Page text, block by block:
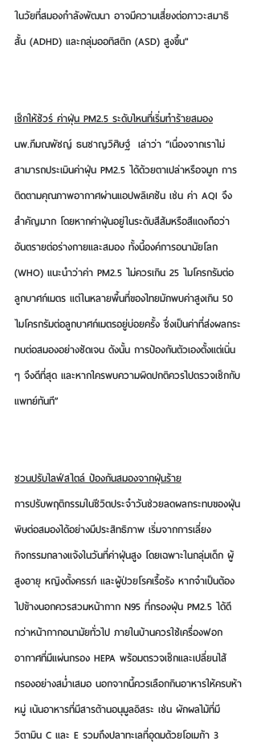
ในวัยที่สมองกำลังพัฒนา อาจมีความเสี่ยงต่อภาวะสมาธิ
สั้น (ADHD) และกลุ่มออทิสติก (ASD) สูงขึ้น"
เช็กให้ชัวร์ ค่าฝุ่น PM2.5 ระดับไหนที่เริ่มทำร้ายสมอง
นพ.ภีมณพัชญ์ ธนชาญวิศิษฐ์ เล่าว่า “เนื่องจากเราไม่
สามารถประเมินค่าฝุ่น PM2.5 ได้ด้วยตาเปล่าหรือจมูก การ
ติดตามคุณภาพอากาศผ่านแอปพลิเคชัน เช่น ค่า AQI จึง
สำคัญมาก โดยหากค่าฝุ่นอยู่ในระดับสีส้มหรือสีแดงถือว่า
อันตรายต่อร่างกายและสมอง ทั้งนี้องค์การอนามัยโลก
(WHO) แนะนำว่าค่า PM2.5 ไม่ควรเกิน 25 ไมโครกรัมต่อ
ลูกบาศก์เมตร แต่ในหลายพื้นที่ของไทยมักพบค่าสูงเกิน 50
ไมโครกรัมต่อลูกบาศก์เมตรอยู่บ่อยครั้ง ซึ่งเป็นค่าที่ส่งผลกระ
ทบต่อสมองอย่างชัดเจน ดังนั้น การป้องกันตัวเองตั้งแต่เนิ่น
ๆ จึงดีที่สุด และหากใครพบความผิดปกติควรไปตรวจเช็กกับ
แพทย์ทันที”
ชวนปรับไลฟ์สไตล์ ป้องกันสมองจากฝุ่นร้าย
การปรับพฤติกรรมในชีวิตประจำวันช่วยลดผลกระทบของฝุ่น
พิษต่อสมองได้อย่างมีประสิทธิภาพ เริ่มจากการเลี่ยง
กิจกรรมกลางแจ้งในวันที่ค่าฝุ่นสูง โดยเฉพาะในกลุ่มเด็ก ผู้
สูงอายุ หญิงตั้งครรภ์ และผู้ป่วยโรคเรื้อรัง หากจำเป็นต้อง
ไปข้างนอกควรสวมหน้ากาก N95 ที่กรองฝุ่น PM2.5 ได้ดี
กว่าหน้ากากอนามัยทั่วไป ภายในบ้านควรใช้เครื่องฟอก
อากาศที่มีแผ่นกรอง HEPA พร้อมตรวจเช็กและเปลี่ยนไส้
กรองอย่างสม่ำเสมอ นอกจากนี้ควรเลือกกินอาหารให้ครบห้า
หมู่ เน้นอาหารที่มีสารต้านอนุมูลอิสระ เช่น ผักผลไม้ที่มี
วิตามิน C และ E รวมถึงปลาทะเลที่อุดมด้วยโอเมก้า 3